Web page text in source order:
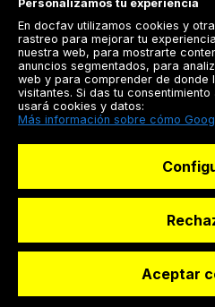
Docfav
© Dashboard
Personalizamos tu experiencia
En docfav utilizamos cookies y
rastreo para mejorar tu
nuestra web, para mostrarte
anuncios segmentados, para
web y para comprender de donde
visitantes. Si das tu
usará cookies y datos:
Más información sobre cómo
Aceptar